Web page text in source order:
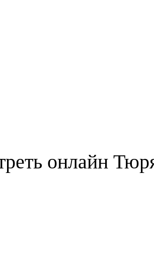
онлайн